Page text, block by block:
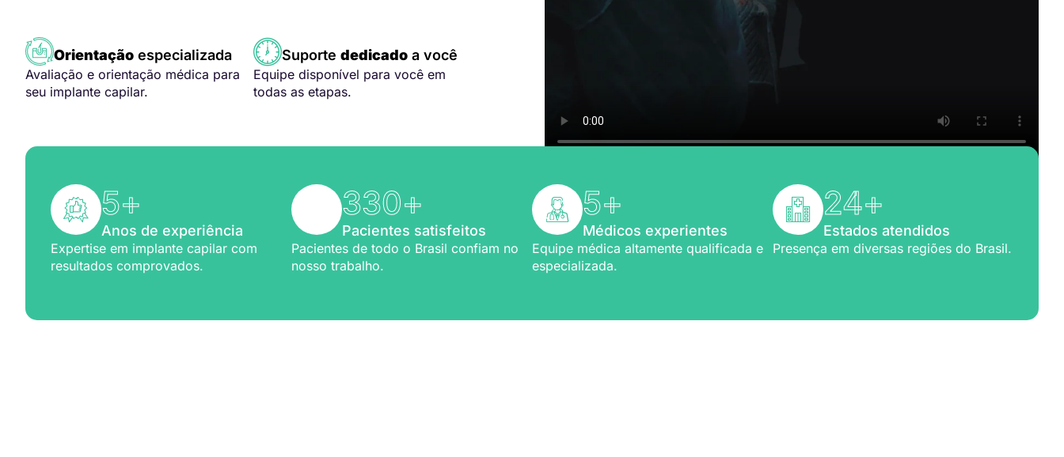
Orientação especializada
Avaliação e orientação médica para
seu implante capilar.
Suporte dedicado a você
Equipe disponível para você em
todas as etapas.
5+
Anos de experiência
Expertise em implante capilar com
resultados comprovados.
330+
Pacientes satisfeitos
Pacientes de todo o Brasil confiam no
nosso trabalho.
5+
Médicos experientes
Equipe médica altamente qualificada e
especializada.
24+
Estados atendidos
Presença em diversas regiões do Brasil.